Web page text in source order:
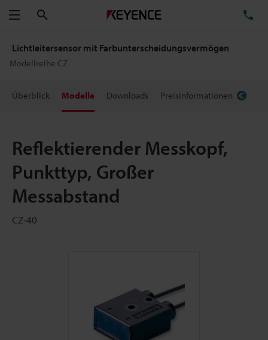
Menü
Lichtleitersensor mit Farbunterscheidungsvermögen
Modellreihe CZ
Überblick Modelle Downloads Preisinformationen
Reflektierender Messkopf,
Punkttyp, Großer
Messabstand
CZ-40